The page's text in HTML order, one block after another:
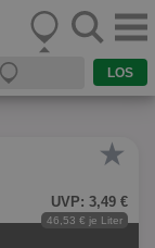
★
UVP: 3,49 €
46,53 € je Liter